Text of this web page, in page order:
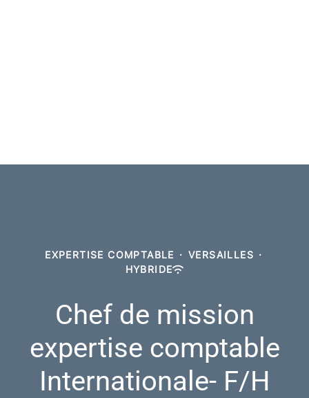
EXPERTISE COMPTABLE · VERSAILLES ·
HYBRIDE
Chef de mission
expertise comptable
Internationale- F/H